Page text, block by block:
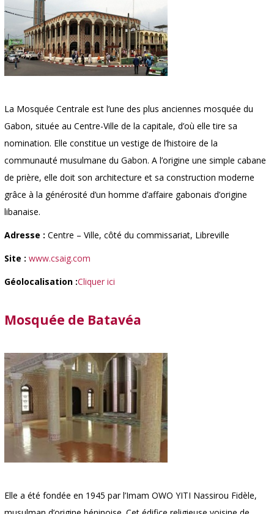
La Mosquée Centrale est l’une des plus anciennes mosquée du
Gabon, située au Centre-Ville de la capitale, d’où elle tire sa
nomination. Elle constitue un vestige de l’histoire de la
communauté musulmane du Gabon. A l’origine une simple cabane
de prière, elle doit son architecture et sa construction moderne
grâce à la générosité d’un homme d’affaire gabonais d’origine
libanaise.
Adresse : Centre – Ville, côté du commissariat, Libreville
Site : www.csaig.com
Géolocalisation :Cliquer ici
Mosquée de Batavéa
Elle a été fondée en 1945 par l’Imam OWO YITI Nassirou Fidèle,